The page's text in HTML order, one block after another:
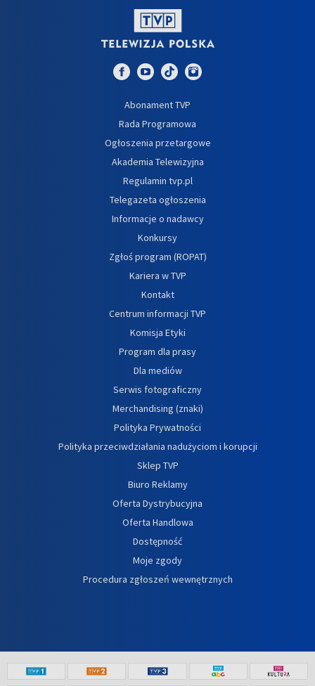
Abonament TVP
Rada Programowa
Ogłoszenia przetargowe
Akademia Telewizyjna
Regulamin tvp.pl
Telegazeta ogłoszenia
Informacje o nadawcy
Konkursy
Zgłoś program (ROPAT)
Kariera w TVP
Kontakt
Centrum informacji TVP
Komisja Etyki
Program dla prasy
Dla mediów
Serwis fotograficzny
Merchandising (znaki)
Polityka Prywatności
Polityka przeciwdziałania nadużyciom i korupcji
Sklep TVP
Biuro Reklamy
Oferta Dystrybucyjna
Oferta Handlowa
Dostępność
Moje zgody
Procedura zgłoszeń wewnętrznych